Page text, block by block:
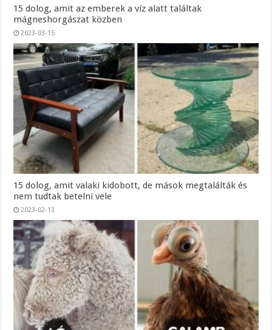
15 dolog, amit az emberek a víz alatt találtak
mágneshorgászat közben
2023-03-15
15 dolog, amit valaki kidobott, de mások megtalálták és
nem tudtak betelni vele
2023-02-13